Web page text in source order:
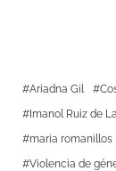
Ariadna Gil
Imanol Ruiz de
maria romanillos
Violencia de